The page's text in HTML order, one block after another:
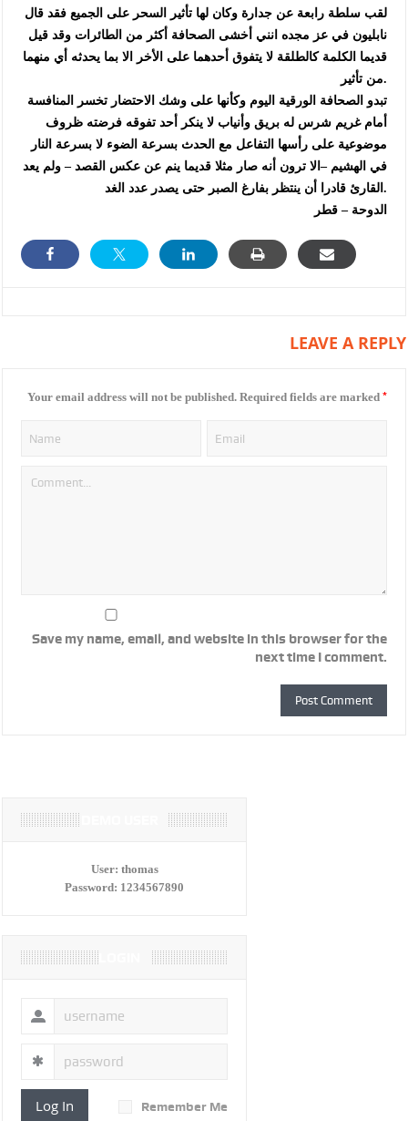
لقب سلطة رابعة عن جدارة وكان لها تأثير السحر على الجميع فقد قال
نابليون في عز مجده انني أخشى الصحافة أكثر من الطائرات وقد قيل
قديما الكلمة كالطلقة لا يتفوق أحدهما على الأخر الا بما يحدثه أي منهما
من تأثير.
تبدو الصحافة الورقية اليوم وكأنها على وشك الاحتضار تخسر المنافسة
أمام غريم شرس له بريق وأنياب لا ينكر أحد تفوقه فرضته ظروف
موضوعية على رأسها التفاعل مع الحدث بسرعة الضوء لا بسرعة النار
في الهشيم –الا ترون أنه صار مثلا قديما ينم عن عكس القصد – ولم يعد
القارئ قادرا أن ينتظر بفارغ الصبر حتى يصدر عدد الغد.
الدوحة – قطر
LEAVE A REPLY
Your email address will not be published. Required fields are marked *
Save my name, email, and website in this browser for the
next time I comment.
User: thomas
Password: 1234567890
Log In Remember Me